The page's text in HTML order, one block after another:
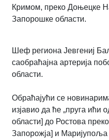
Кримом, преко Доњецке
Запорошке области.
Шеф региона Јевгениј
саобраћајна артерија
области.
Обраћајући се
изјавио да ће „пруга ићи
области] до Ростова
Запорожја] и